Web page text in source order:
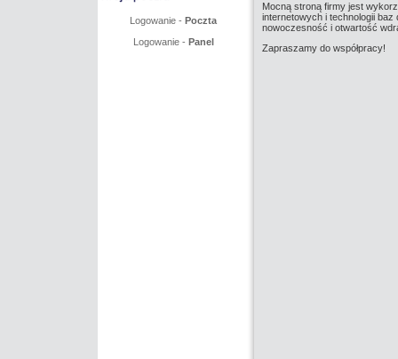
Logowanie - Poczta
Logowanie - Panel
Mocną stroną firmy jest
internetowych i technologii
nowoczesność i otwartość
Zapraszamy do współpracy!